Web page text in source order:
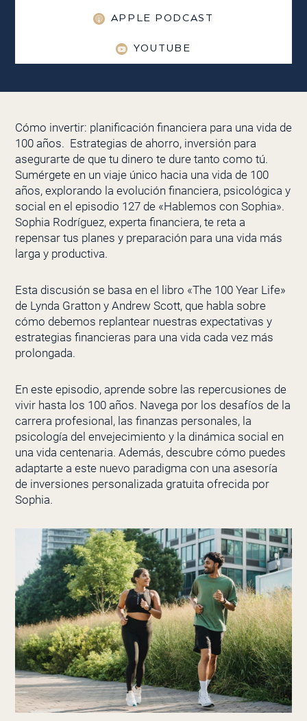
APPLE PODCAST
YOUTUBE
Cómo invertir: planificación financiera para una vida de
100 años. Estrategias de ahorro, inversión para
asegurarte de que tu dinero te dure tanto como tú.
Sumérgete en un viaje único hacia una vida de 100
años, explorando la evolución financiera, psicológica y
social en el episodio 127 de «Hablemos con Sophia».
Sophia Rodríguez, experta financiera, te reta a
repensar tus planes y preparación para una vida más
larga y productiva.
Esta discusión se basa en el libro «The 100 Year Life»
de Lynda Gratton y Andrew Scott, que habla sobre
cómo debemos replantear nuestras expectativas y
estrategias financieras para una vida cada vez más
prolongada.
En este episodio, aprende sobre las repercusiones de
vivir hasta los 100 años. Navega por los desafíos de la
carrera profesional, las finanzas personales, la
psicología del envejecimiento y la dinámica social en
una vida centenaria. Además, descubre cómo puedes
adaptarte a este nuevo paradigma con una asesoría
de inversiones personalizada gratuita ofrecida por
Sophia.